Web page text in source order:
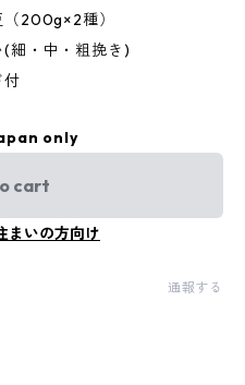
200g×2種）
(細・中・粗挽き)
付
only
cart
まいの方向け
通報する